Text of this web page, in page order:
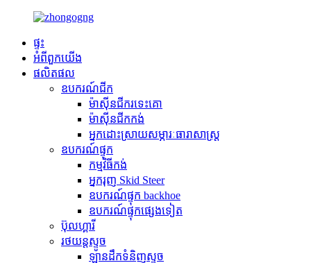
ផ្ទះ
អំពី​ពួក​យើង
ផលិតផល
ឧបករណ៍ជីក
ម៉ាស៊ីនជីករទេះគោ
ម៉ាស៊ីនជីកកង់
អ្នកដោះស្រាយសម្ភារៈធារាសាស្ត្រ
ឧបករណ៍ផ្ទុក
កម្មវិធី​កង់
អ្នករុញ Skid Steer
ឧបករណ៍ផ្ទុក backhoe
ឧបករណ៍ផ្ទុកផ្សេងទៀត
ប៊ុលហ្គារី
រថយន្តស្ទូច
ឡានដឹកទំនិញស្ទូច